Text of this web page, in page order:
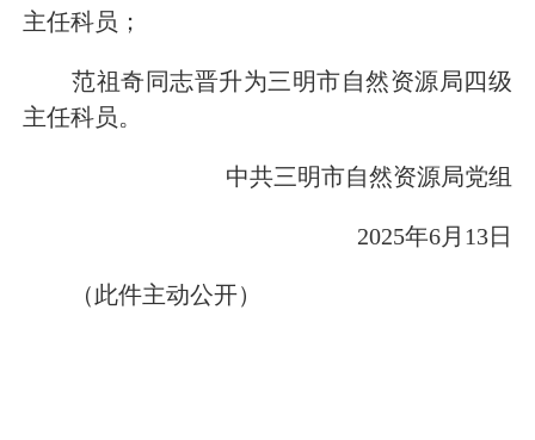
主任科员；
范祖奇同志晋升为三明市自然资源局四级
主任科员。
中共三明市自然资源局党组
2025年6月13日
（此件主动公开）